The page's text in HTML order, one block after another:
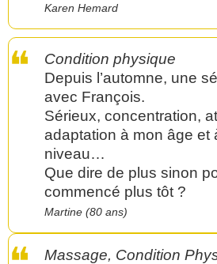
Karen Hemard
Condition physique
Depuis l’automne, une
avec François.
Sérieux, concentration,
adaptation à mon âge et
niveau…
Que dire de plus sinon
commencé plus tôt ?
Martine (80 ans)
Massage, Condition